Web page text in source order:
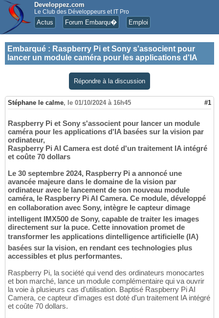
Developpez.com
Le Club des Développeurs et IT Pro
Actus Forum Embarqu� Emploi
Embarqué : Raspberry Pi et Sony s'associent pour
lancer un module caméra pour les applications d'IA
Répondre à la discussion
Stéphane le calme, le 01/10/2024 à 16h45 #1
Raspberry Pi et Sony s'associent pour lancer un module
caméra pour les applications d'IA basées sur la vision par
ordinateur,
Raspberry Pi AI Camera est doté d'un traitement IA intégré
et coûte 70 dollars
Le 30 septembre 2024, Raspberry Pi a annoncé une
avancée majeure dans le domaine de la vision par
ordinateur avec le lancement de son nouveau module
caméra, le Raspberry Pi AI Camera. Ce module, développé
en collaboration avec Sony, intègre le capteur dimage
intelligent IMX500 de Sony, capable de traiter les images
directement sur la puce. Cette innovation promet de
transformer les applications dintelligence artificielle (IA)
basées sur la vision, en rendant ces technologies plus
accessibles et plus performantes.
Raspberry Pi, la société qui vend des ordinateurs monocartes
et bon marché, lance un module complémentaire qui va ouvrir
la voie à plusieurs cas d'utilisation. Baptisé Raspberry Pi AI
Camera, ce capteur d'images est doté d'un traitement IA intégré
et coûte 70 dollars.